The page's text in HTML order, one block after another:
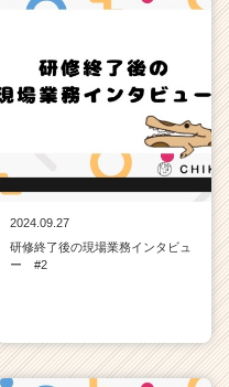
2024.09.27
研修終了後の現場業務インタビュ
ー #2